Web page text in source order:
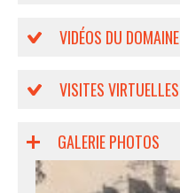
VIDÉOS DU DOMAINE
VISITES VIRTUELLES
GALERIE PHOTOS